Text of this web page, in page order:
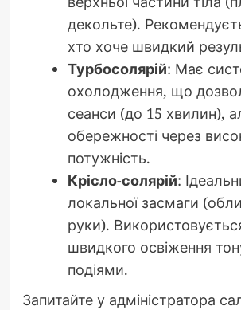
декольте).
хто хоче швидкий
Турбосолярій: Має
охолодження, що
сеанси (до 15 хвилин),
обережності через
потужність.
Крісло-солярій:
локальної засмаги
руки).
швидкого освіження
подіями.
Запитайте у адміністратора